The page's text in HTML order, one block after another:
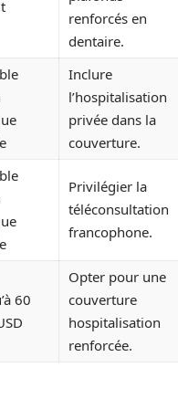
renforcés en
dentaire.
Inclure
l’hospitalisation
privée dans la
couverture.
Privilégier la
téléconsultation
francophone.
60
Opter pour une
couverture
hospitalisation
renforcée.